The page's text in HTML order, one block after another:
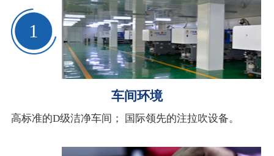
1
车间环境
高标准的D级洁净车间； 国际领先的注拉吹设备。